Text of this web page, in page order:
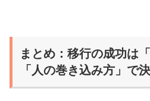
まとめ：移行の成功は
「人の巻き込み方」で